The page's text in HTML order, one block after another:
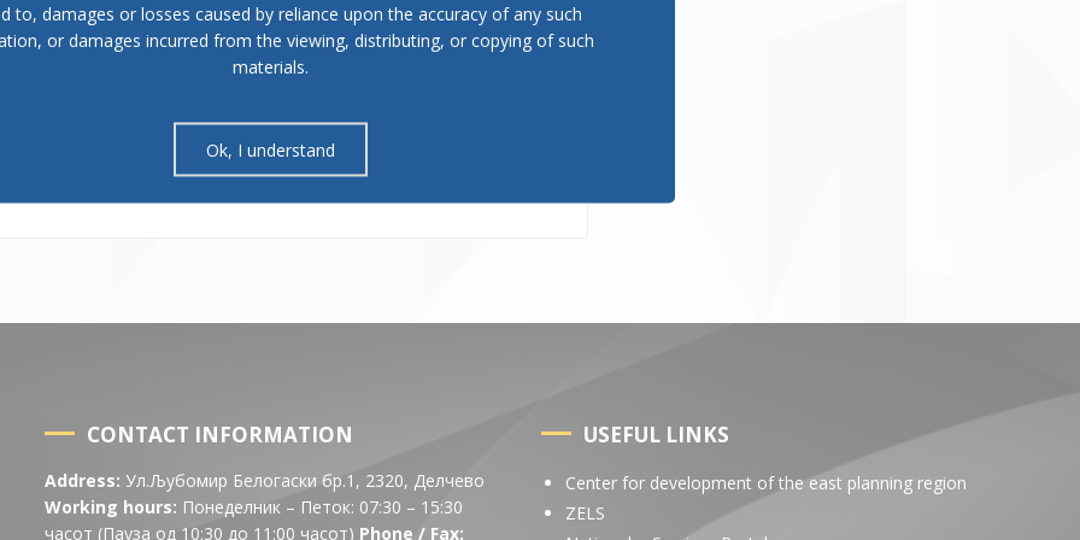
for awarding prizes and recognitions of the Municipality of Delchevo
CONTACT INFORMATION
Address: Ул.Љубомир Белогаски бр.1, 2320, Делчево
Working hours: Понеделник – Петок: 07:30 – 15:30
часот (Пауза од 10:30 до 11:00 часот) Phone / Fax:
USEFUL LINKS
Center for development of the east planning region
ZELS
to, damages or losses caused by reliance upon the accuracy of any such
or damages incurred from the viewing, distributing, or copying of such
materials.
Ok, I understand